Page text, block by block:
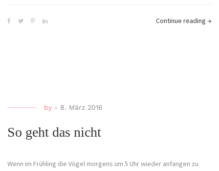
Continue reading →
by - 8. März 2016
So geht das nicht
Wenn im Frühling die Vögel morgens um 5 Uhr wieder anfangen zu